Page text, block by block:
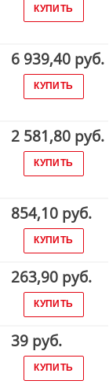
КУПИТЬ
6 939,40 руб.
КУПИТЬ
2 581,80 руб.
КУПИТЬ
854,10 руб.
КУПИТЬ
263,90 руб.
КУПИТЬ
39 руб.
КУПИТЬ